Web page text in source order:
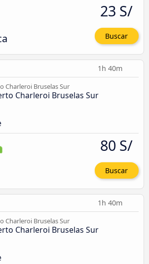
23 S/
Buscar
1h 40m
Charleroi Bruselas Sur
Charleroi Bruselas Sur
80 S/
Buscar
1h 40m
Charleroi Bruselas Sur
Charleroi Bruselas Sur